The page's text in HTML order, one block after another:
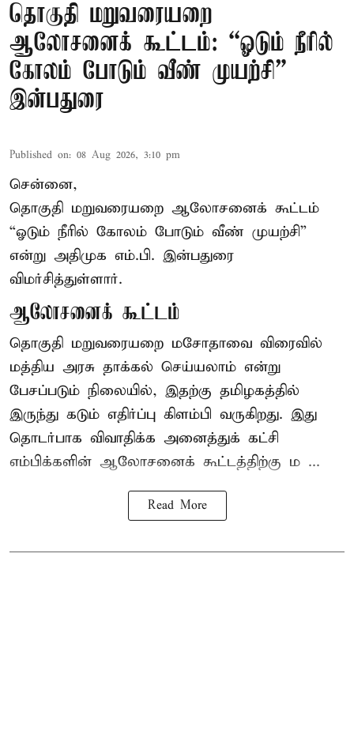
தொகுதி மறுவரையறை
ஆலோசனைக் கூட்டம்: “ஓடும் நீரில்
கோலம் போடும் வீண் முயற்சி” –
இன்பதுரை
Published on: 08 Aug 2026, 3:10 pm
சென்னை,
தொகுதி மறுவரையறை ஆலோசனைக் கூட்டம்
“ஓடும் நீரில் கோலம் போடும் வீண் முயற்சி”
என்று அதிமுக எம்.பி. இன்பதுரை
விமர்சித்துள்ளார்.
ஆலோசனைக் கூட்டம்
தொகுதி மறுவரையறை மசோதாவை விரைவில்
மத்திய அரசு தாக்கல் செய்யலாம் என்று
பேசப்படும் நிலையில், இதற்கு தமிழகத்தில்
இருந்து கடும் எதிர்ப்பு கிளம்பி வருகிறது. இது
தொடர்பாக விவாதிக்க அனைத்துக் கட்சி
எம்பிக்களின் ஆலோசனைக் கூட்டத்திற்கு ம ...
Read More